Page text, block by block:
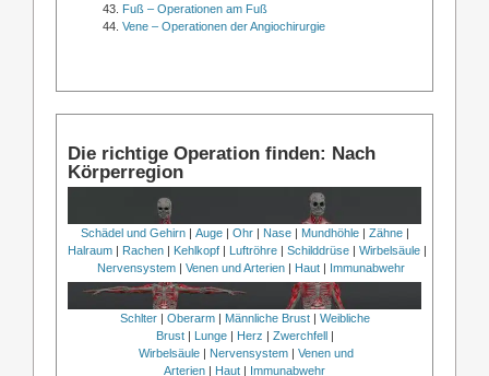
Fuß – Operationen am Fuß
Vene – Operationen der Angiochirurgie
Die richtige Operation finden: Nach
Körperregion
Schädel und Gehirn| Auge| Ohr| Nase| Mundhöhle| Zähne|
Halraum | Rachen | Kehlkopf | Luftröhre | Schilddrüse | Wirbelsäule |
Nervensystem | Venen und Arterien | Haut | Immunabwehr
Schlter| Oberarm| Männliche Brust| Weibliche
Brust| Lunge| Herz | Zwerchfell|
Wirbelsäule | Nervensystem | Venen und
Arterien | Haut | Immunabwehr